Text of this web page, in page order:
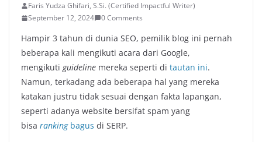
Faris Yudza Ghifari, S.Si. (Certified Impactful Writer)
September 12, 2024
0 Comments
Hampir 3 tahun di dunia SEO, pemilik blog ini pernah
beberapa kali mengikuti acara dari Google,
mengikuti guideline mereka seperti di tautan ini.
Namun, terkadang ada beberapa hal yang mereka
katakan justru tidak sesuai dengan fakta lapangan,
seperti adanya website bersifat spam yang
bisa ranking bagus di SERP.